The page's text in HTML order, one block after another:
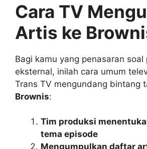
Cara TV
Artis ke
Bagi kamu yang penasaran soal
eksternal, inilah cara umum
Trans TV mengundang bintang
Brownis:
Tim produksi
tema episode
Mengumpulkan daftar